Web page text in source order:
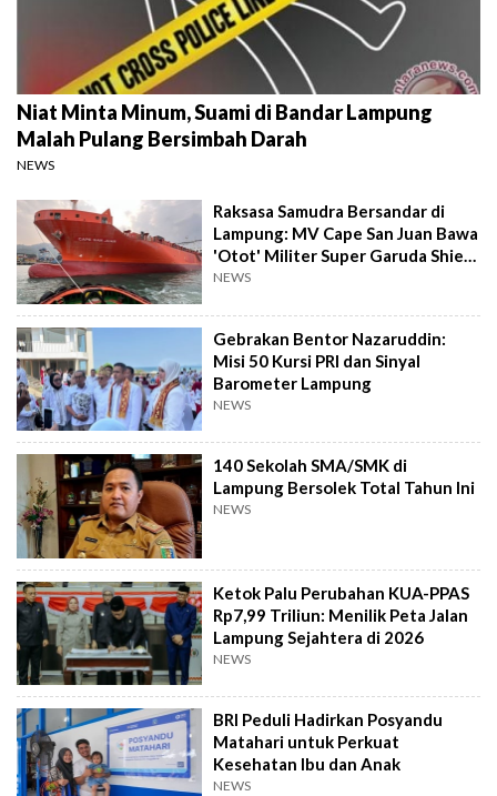
Niat Minta Minum, Suami di Bandar Lampung
Malah Pulang Bersimbah Darah
NEWS
Raksasa Samudra Bersandar di
Lampung: MV Cape San Juan Bawa
'Otot' Militer Super Garuda Shield
2026
NEWS
Gebrakan Bentor Nazaruddin:
Misi 50 Kursi PRI dan Sinyal
Barometer Lampung
NEWS
140 Sekolah SMA/SMK di
Lampung Bersolek Total Tahun Ini
NEWS
Ketok Palu Perubahan KUA-PPAS
Rp7,99 Triliun: Menilik Peta Jalan
Lampung Sejahtera di 2026
NEWS
BRI Peduli Hadirkan Posyandu
Matahari untuk Perkuat
Kesehatan Ibu dan Anak
NEWS